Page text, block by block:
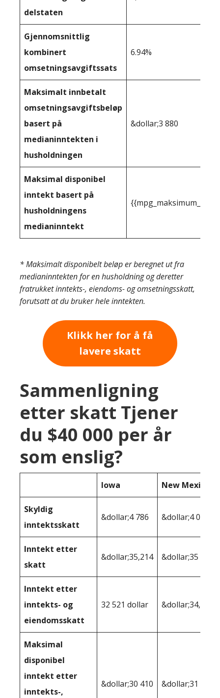
delstaten
Gjennomsnittlig
kombinert
omsetningsavgiftssats
6.94%
Maksimalt innbetalt
omsetningsavgiftsbeløp
basert på
medianinntekten i
husholdningen
&dollar;3 880
Maksimal disponibel
inntekt basert på
husholdningens
medianinntekt
* Maksimalt disponibelt beløp er beregnet ut fra
medianinntekten for en husholdning og deretter
fratrukket inntekts-, eiendoms- og omsetningsskatt,
forutsatt at du bruker hele inntekten.
Klikk her for å få
lavere skatt
Sammenligning
etter skatt Tjener
du $40 000 per år
som enslig?
Iowa New Mexico
Skyldig
inntektsskatt
&dollar;4 786 &dollar;4 086
Inntekt etter
skatt
&dollar;35,214 &dollar;35 914
Inntekt etter
inntekts- og
eiendomsskatt
32 521 dollar &dollar;34,151
Maksimal
disponibel
inntekt etter
inntekts-,
&dollar;30 410 &dollar;31 669